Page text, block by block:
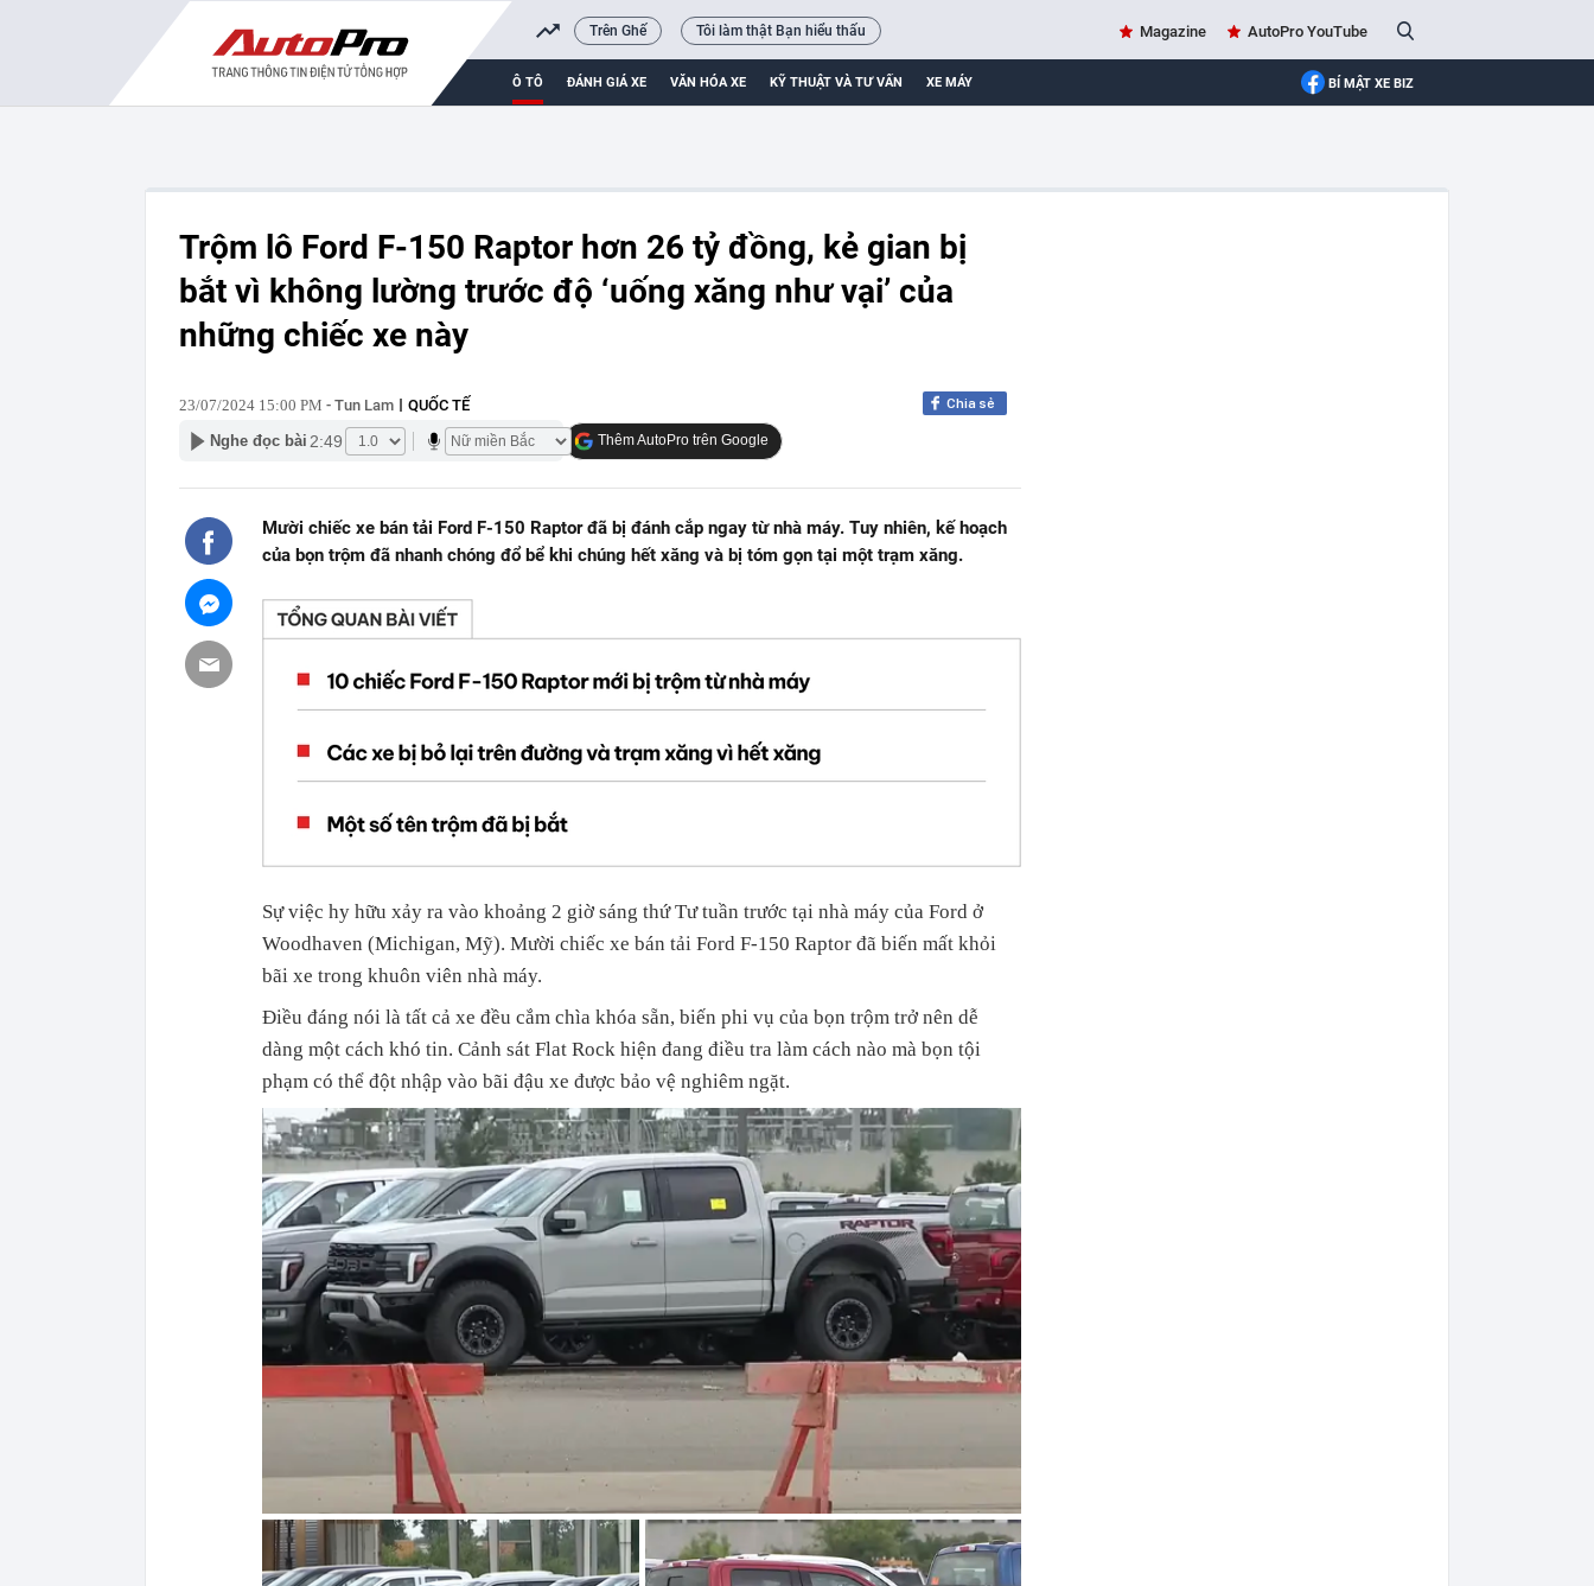
Trên Ghế Tôi làm thật Bạn hiểu thấu Magazine AutoPro YouTube
Ô TÔ ĐÁNH GIÁ XE VĂN HÓA XE KỸ THUẬT VÀ TƯ VẤN XE MÁY BÍ MẬT XE BIZ
Trộm lô Ford F-150 Raptor hơn 26 tỷ đồng, kẻ gian bị
bắt vì không lường trước độ ‘uống xăng như vại’ của
những chiếc xe này
23/07/2024 15:00 PM - Tun Lam QUỐC TẾ Chia sẻ
Thêm AutoPro trên Google
Nghe đọc bài 2:49
Mười chiếc xe bán tải Ford F-150 Raptor đã bị đánh cắp ngay từ nhà máy. Tuy nhiên, kế hoạch
của bọn trộm đã nhanh chóng đổ bể khi chúng hết xăng và bị tóm gọn tại một trạm xăng.
Sự việc hy hữu xảy ra vào khoảng 2 giờ sáng thứ Tư tuần trước tại nhà máy của Ford ở
Woodhaven (Michigan, Mỹ). Mười chiếc xe bán tải Ford F-150 Raptor đã biến mất khỏi
bãi xe trong khuôn viên nhà máy.
Điều đáng nói là tất cả xe đều cắm chìa khóa sẵn, biến phi vụ của bọn trộm trở nên dễ
dàng một cách khó tin. Cảnh sát Flat Rock hiện đang điều tra làm cách nào mà bọn tội
phạm có thể đột nhập vào bãi đậu xe được bảo vệ nghiêm ngặt.